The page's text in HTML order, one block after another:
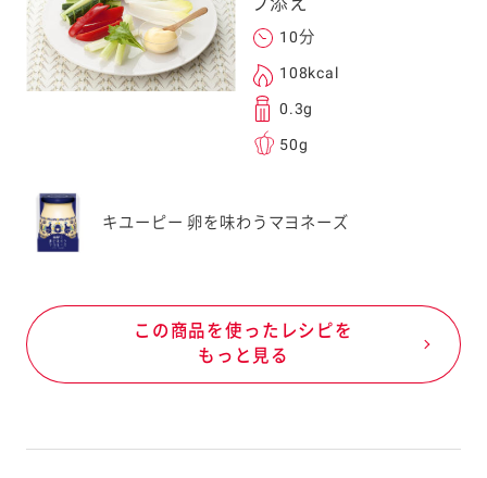
10分
108kcal
0.3g
50g
キユーピー 卵を味わうマヨネーズ
この商品を使ったレシピを
もっと見る